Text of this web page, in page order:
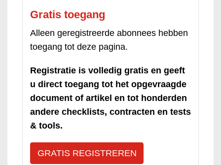
Gratis toegang
Alleen geregistreerde abonnees hebben
toegang tot deze pagina.
Registratie is volledig gratis en geeft
u direct toegang tot het opgevraagde
document of artikel en tot honderden
andere checklists, contracten en tests
& tools.
GRATIS REGISTREREN